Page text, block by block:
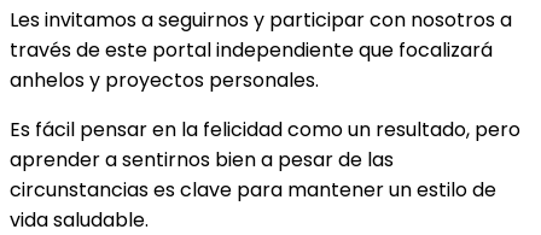
Les invitamos a seguirnos y participar con nosotros a
través de este portal independiente que focalizará
anhelos y proyectos personales.
Es fácil pensar en la felicidad como un resultado, pero
aprender a sentirnos bien a pesar de las
circunstancias es clave para mantener un estilo de
vida saludable.